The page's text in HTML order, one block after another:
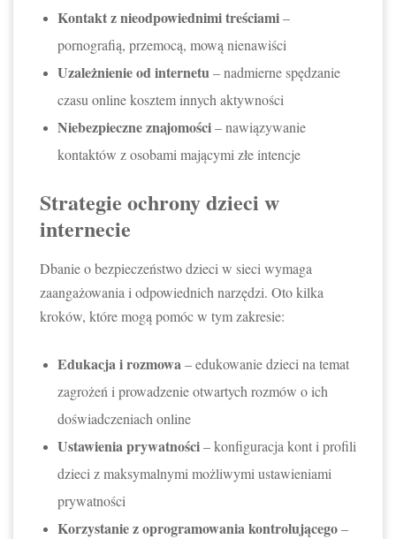
Kontakt z nieodpowiednimi treściami–
pornografią, przemocą, mową nienawiści
Uzależnienie od internetu– nadmierne spędzanie
czasu online kosztem innych aktywności
Niebezpieczne znajomości– nawiązywanie
kontaktów z osobami mającymi złe intencje
Strategie ochrony dzieci w
internecie
Dbanie o bezpieczeństwo dzieci w sieci wymaga
zaangażowania i odpowiednich narzędzi. Oto kilka
kroków, które mogą pomóc w tym zakresie:
Edukacja i rozmowa– edukowanie dzieci na temat
zagrożeń i prowadzenie otwartych rozmów o ich
doświadczeniach online
Ustawienia prywatności– konfiguracja kont i profili
dzieci z maksymalnymi możliwymi ustawieniami
prywatności
Korzystanie z oprogramowania kontrolującego–